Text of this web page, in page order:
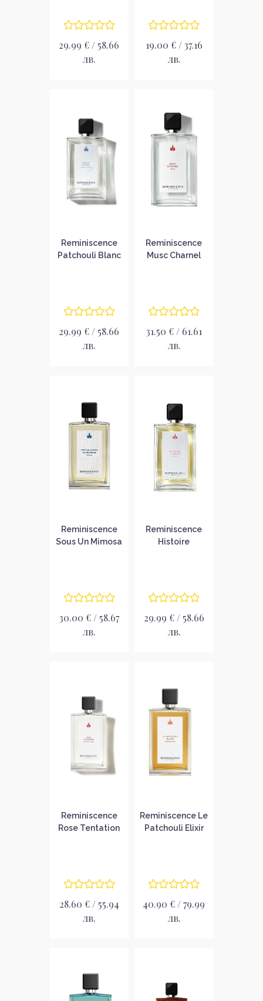
EDT
29.99 € / 58.66
лв.
EDT
19.00 € / 37.16
лв.
Reminiscence
Patchouli Blanc
без опаковка
EDP
29.99 € / 58.66
лв.
Reminiscence
Musc Charnel
EDP
31.50 € / 61.61
лв.
Reminiscence
Sous Un Mimosa
за жени без
опаковка EDT
30.00 € / 58.67
лв.
Reminiscence
Histoire
парфюмна вода
без опаковка
EDP
29.99 € / 58.66
лв.
Reminiscence
Rose Tentation
без опаковка
EDP
28.60 € / 55.94
лв.
Reminiscence Le
Patchouli Elixir
EDP
40.90 € / 79.99
лв.